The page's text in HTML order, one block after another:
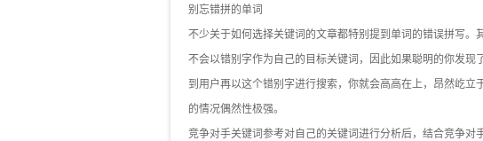
别忘错拼的单词
不少关于如何选择关键词的文章都特别提到单词的错误拼写
不会以错别字作为自己的目标关键词，因此如果聪明的你发
到用户再以这个错别字进行搜索，你就会高高在上，昂然屹
的情况偶然性极强。
竞争对手关键词参考对自己的关键词进行分析后，结合竞争